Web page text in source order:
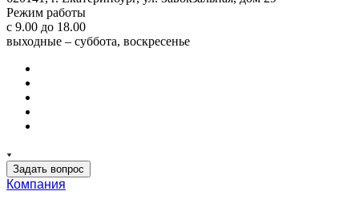
Режим работы
с 9.00 до 18.00
выходные – суббота, воскресенье
Задать вопрос
Компания